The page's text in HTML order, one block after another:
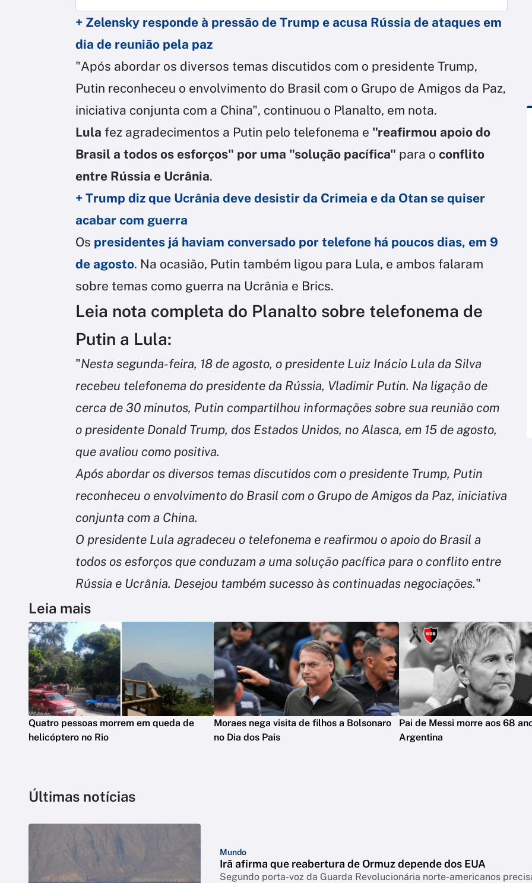
+ Zelensky responde à pressão de Trump e acusa Rússia de ataques em
dia de reunião pela paz
"Após abordar os diversos temas discutidos com o presidente Trump,
Putin reconheceu o envolvimento do Brasil com o Grupo de Amigos da Paz,
iniciativa conjunta com a China", continuou o Planalto, em nota.
Lula fez agradecimentos a Putin pelo telefonema e "reafirmou apoio do
Brasil a todos os esforços" por uma "solução pacífica" para o conflito
entre Rússia e Ucrânia.
+ Trump diz que Ucrânia deve desistir da Crimeia e da Otan se quiser
acabar com guerra
Os presidentes já haviam conversado por telefone há poucos dias, em 9
de agosto. Na ocasião, Putin também ligou para Lula, e ambos falaram
sobre temas como guerra na Ucrânia e Brics.
Leia nota completa do Planalto sobre telefonema de
Putin a Lula:
"Nesta segunda-feira, 18 de agosto, o presidente Luiz Inácio Lula da Silva
recebeu telefonema do presidente da Rússia, Vladimir Putin. Na ligação de
cerca de 30 minutos, Putin compartilhou informações sobre sua reunião com
o presidente Donald Trump, dos Estados Unidos, no Alasca, em 15 de agosto,
que avaliou como positiva.
Após abordar os diversos temas discutidos com o presidente Trump, Putin
reconheceu o envolvimento do Brasil com o Grupo de Amigos da Paz, iniciativa
conjunta com a China.
O presidente Lula agradeceu o telefonema e reafirmou o apoio do Brasil a
todos os esforços que conduzam a uma solução pacífica para o conflito entre
Rússia e Ucrânia. Desejou também sucesso às continuadas negociações."
Leia mais
Quatro pessoas morrem em queda de
helicóptero no Rio
Moraes nega visita de filhos a Bolsonaro
no Dia dos Pais
Pai de Messi morre aos 68
Argentina
Últimas notícias
Mundo
Irã afirma que reabertura de Ormuz depende dos EUA
Segundo porta-voz da Guarda Revolucionária norte-americanos